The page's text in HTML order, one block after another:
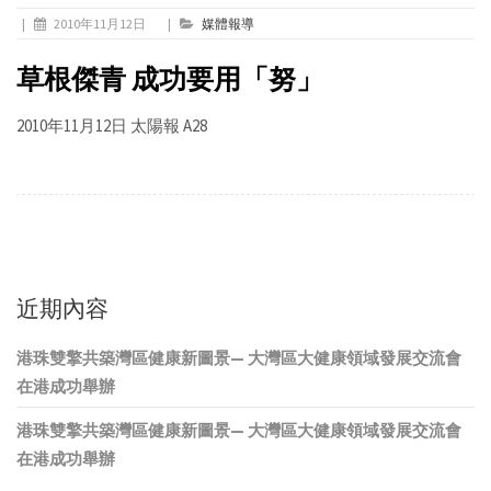
| 2010年11月12日 | 媒體報導
草根傑青 成功要用「努」
2010年11月12日 太陽報 A28
近期內容
港珠雙擎共築灣區健康新圖景— 大灣區大健康領域發展交流會
在港成功舉辦
港珠雙擎共築灣區健康新圖景— 大灣區大健康領域發展交流會
在港成功舉辦